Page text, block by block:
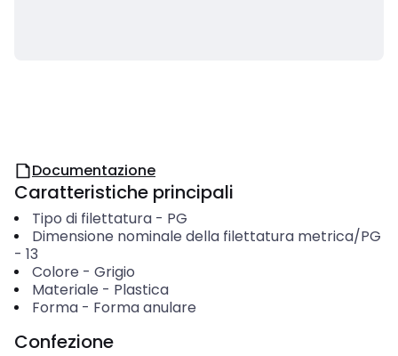
Documentazione
Caratteristiche principali
Tipo di filettatura- PG
Dimensione nominale della filettatura metrica/PG
- 13
Colore - Grigio
Materiale - Plastica
Forma- Forma anulare
Confezione